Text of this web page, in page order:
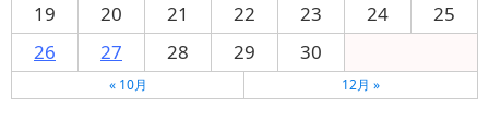
19
20 21 22 23 24
25
26
27 28 29 30
« 10月 12月 »